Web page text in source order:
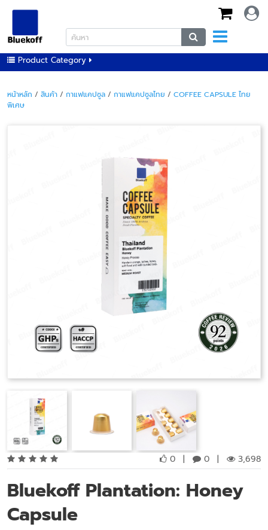
Product Category
หน้าหลัก / สินค้า / กาแฟแคปซูล / กาแฟแคปซูลไทย / COFFEE CAPSULE ไทย
พิเศษ
0 | 0 | 3,698
Bluekoff Plantation: Honey
Capsule